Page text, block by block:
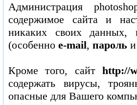
Администрация
содержимое сайтаи
никаких своих данных,
(особенноe-mail,пароль
Кроме того, сайт http://
содержать вирусы,
опасные для Вашего